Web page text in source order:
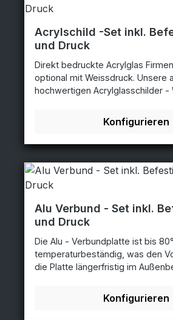
Acrylschild -Set inkl.
und Druck
Direkt bedruckte Acrylglas
optional mit Weissdruck. Unsere
hochwertigen Acrylglasschilder -
dpi, mit variablen Punktgrößen
Um eine bessere mechanische
erzielen, zum Beispiel im
gedruckt. Bitte beachten Sie das
transluzent ist. Gerne können wir
Komplettset inkl. 4x Fisso Steel
Acryl XT Transparent mit UV-
Wunsch mit Weißdruck
Konfigurieren
Alu Verbund - Set inkl.
und Druck
Die Alu - Verbundplatte ist bis
temperaturbeständig, was den
die Platte längerfristig im
Verbundplatten vor allem bei
hochwertiger Beschilderung für
Konfigurieren